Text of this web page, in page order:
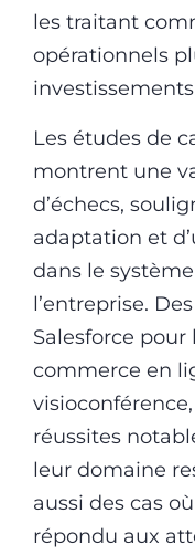
les traitant
opérationnels
Les études de
montrent une
d’échecs,
adaptation et
dans le
l’entreprise.
Salesforce pour
commerce en
réussites
leur domaine
aussi des cas
répondu aux